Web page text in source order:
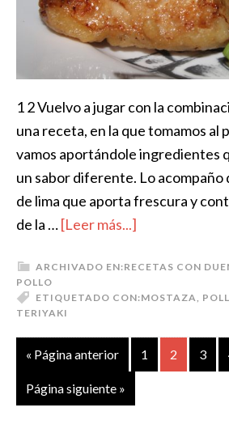
1 2 Vuelvo a jugar con la
una receta, en la que tomamos al
vamos aportándole ingredientes
un sabor diferente. Lo acompaño
de lima que aporta frescura y
de la …[Leer más...]
ARCHIVADO EN:RECETAS CON
POLLO
ETIQUETADO CON:MOSTAZA
TERIYAKI
« Página anterior 1 2 3
Página siguiente »